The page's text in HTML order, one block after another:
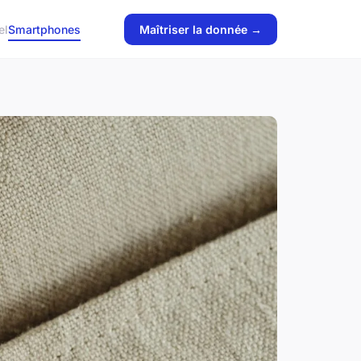
Smartphones Maîtriser la donnée →